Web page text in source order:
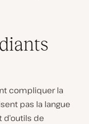
compliquer la
pas la langue
d’outils de